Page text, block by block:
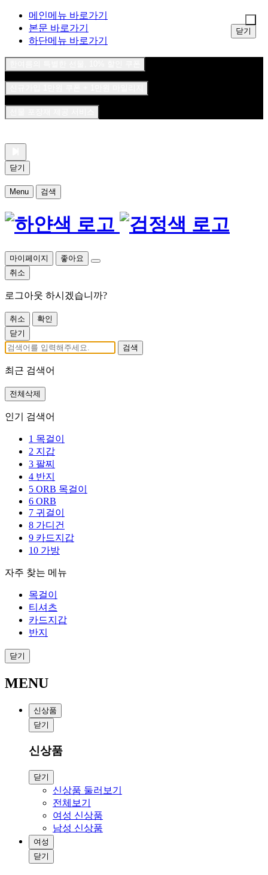
메인메뉴 바로가기
본문 바로가기
하단메뉴 바로가기
닫기
Menu 검색
마이페이지
좋아요
취소
로그아웃 하시겠습니까?
취소
확인
닫기
검색
최근 검색어
전체삭제
인기 검색어
1 목걸이
2 지갑
3 팔찌
4 반지
5 ORB 목걸이
6 ORB
7 귀걸이
8 가디건
9 카드지갑
10 가방
자주 찾는 메뉴
목걸이
티셔츠
카드지갑
반지
닫기
MENU
신상품
닫기
신상품
닫기
신상품 둘러보기
전체보기
여성 신상품
남성 신상품
여성
닫기
닫기